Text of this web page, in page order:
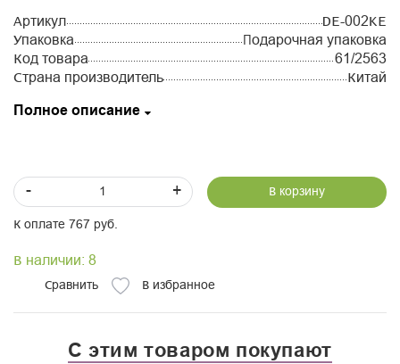
Артикул
DE-002KE
Упаковка
Подарочная упаковка
Код товара
61/2563
Страна производитель
Китай
Полное описание
- + В корзину
К оплате 767 руб.
В наличии: 8
Сравнить В избранное
С этим товаром покупают